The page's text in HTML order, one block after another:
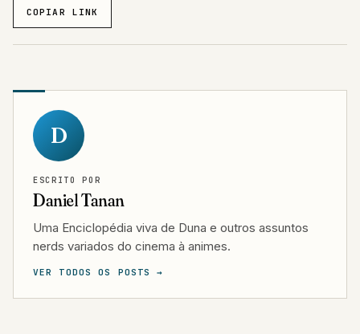
COPIAR LINK
D
ESCRITO POR
Daniel Tanan
Uma Enciclopédia viva de Duna e outros assuntos
nerds variados do cinema à animes.
VER TODOS OS POSTS →